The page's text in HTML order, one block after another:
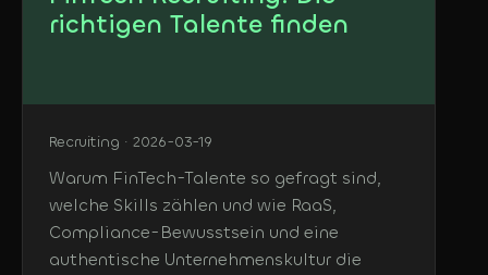
richtigen Talente finden
Recruiting · 2026-03-19
Warum FinTech-Talente so gefragt sind,
welche Skills zählen und wie RaaS,
Compliance-Bewusstsein und eine
authentische Unternehmenskultur die